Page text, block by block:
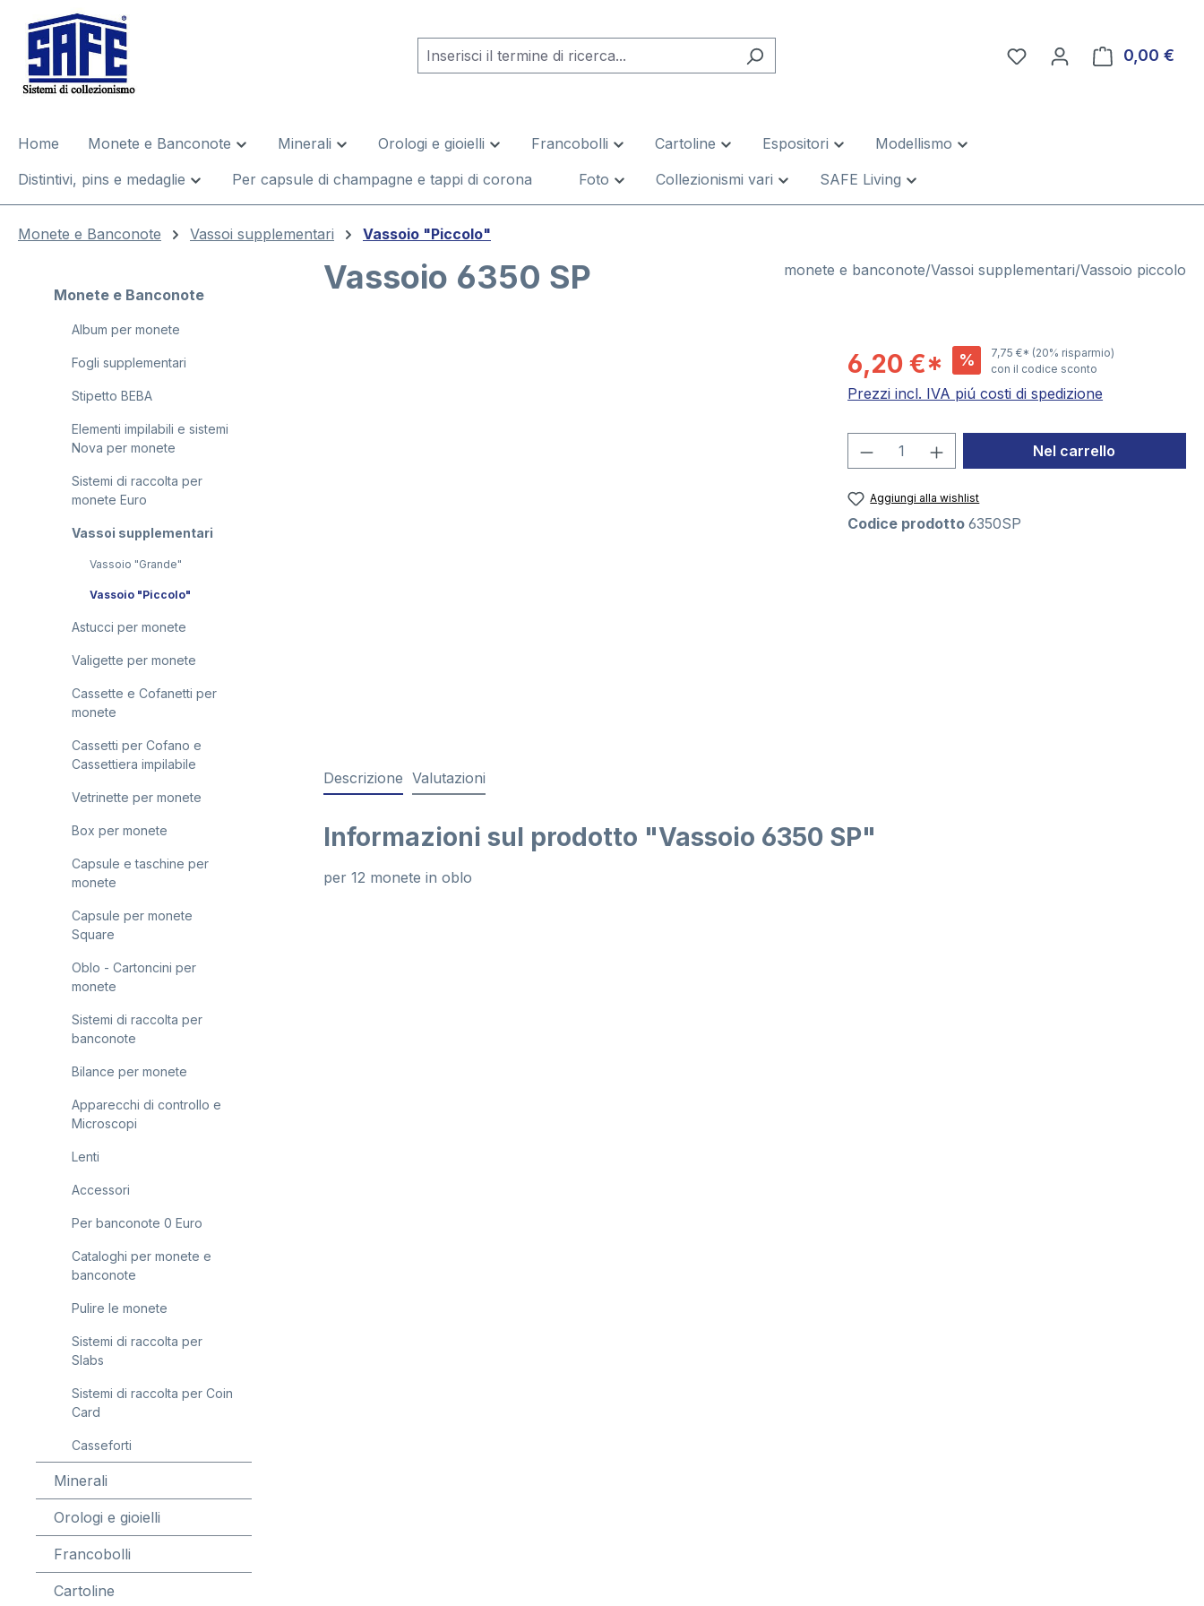
Passa alla navigazione principale
0,00 €
Home Monete e Banconote Minerali Orologi e gioielli Francobolli Cartoline Espositori
Modellismo
Distintivi, pins e medaglie
Per capsule di champagne e tappi di corona Foto Collezionismi vari SAFE Living
Monete e Banconote Vassoi supplementari Vassoio "Piccolo"
Monete e Banconote
Album per monete
Fogli supplementari
Stipetto BEBA
Elementi impilabili e sistemi
Nova per monete
Sistemi di raccolta per
monete Euro
Vassoi supplementari
Vassoio "Grande"
Vassoio "Piccolo"
Astucci per monete
Valigette per monete
Cassette e Cofanetti per
monete
Cassetti per Cofano e
Cassettiera impilabile
Vetrinette per monete
Box per monete
Capsule e taschine per
monete
Capsule per monete
Square
Oblo - Cartoncini per
monete
Sistemi di raccolta per
banconote
Bilance per monete
Apparecchi di controllo e
Microscopi
Lenti
Accessori
Per banconote 0 Euro
Cataloghi per monete e
banconote
Pulire le monete
Sistemi di raccolta per
Slabs
Sistemi di raccolta per Coin
Card
Casseforti
Minerali
Orologi e gioielli
Francobolli
Cartoline
Vassoio 6350 SP monete e banconote/Vassoi supplementari/Vassoio piccolo
6,20 €* % 7,75 €* (20% risparmio)
con il codice sconto
Prezzi incl. IVA piú costi di spedizione
Quantità del prodotto: inserisci
Nel carrello
Aggiungi alla wishlist
Codice prodotto6350SP
Descrizione Valutazioni
Informazioni sul prodotto "Vassoio 6350 SP"
per 12 monete in oblo